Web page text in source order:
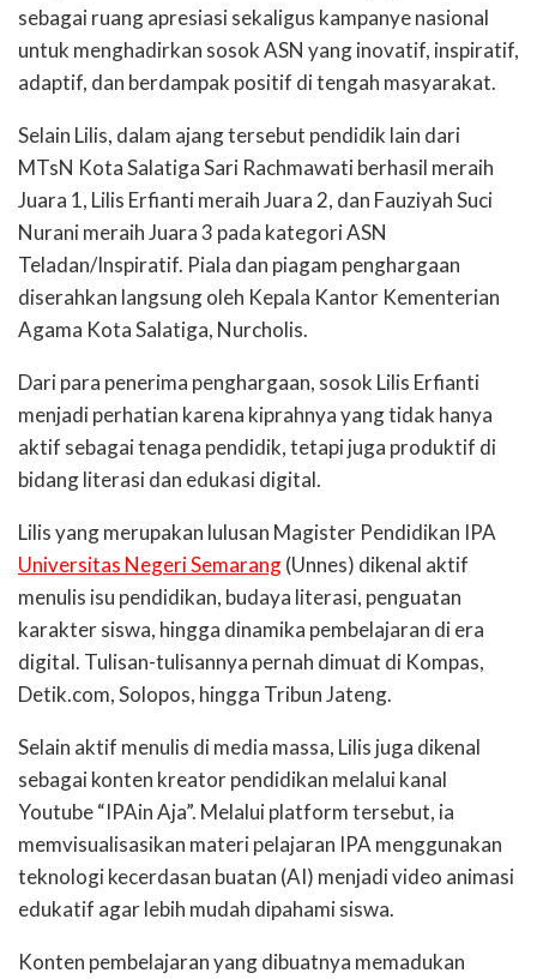
sebagai ruang apresiasi sekaligus kampanye nasional
untuk menghadirkan sosok ASN yang inovatif, inspiratif,
adaptif, dan berdampak positif di tengah masyarakat.
Selain Lilis, dalam ajang tersebut pendidik lain dari
MTsN Kota Salatiga Sari Rachmawati berhasil meraih
Juara 1, Lilis Erfianti meraih Juara 2, dan Fauziyah Suci
Nurani meraih Juara 3 pada kategori ASN
Teladan/Inspiratif. Piala dan piagam penghargaan
diserahkan langsung oleh Kepala Kantor Kementerian
Agama Kota Salatiga, Nurcholis.
Dari para penerima penghargaan, sosok Lilis Erfianti
menjadi perhatian karena kiprahnya yang tidak hanya
aktif sebagai tenaga pendidik, tetapi juga produktif di
bidang literasi dan edukasi digital.
Lilis yang merupakan lulusan Magister Pendidikan IPA
Universitas Negeri Semarang(Unnes) dikenal aktif
menulis isu pendidikan, budaya literasi, penguatan
karakter siswa, hingga dinamika pembelajaran di era
digital. Tulisan-tulisannya pernah dimuat di Kompas,
Detik.com, Solopos, hingga Tribun Jateng.
Selain aktif menulis di media massa, Lilis juga dikenal
sebagai konten kreator pendidikan melalui kanal
Youtube “IPAin Aja”. Melalui platform tersebut, ia
memvisualisasikan materi pelajaran IPA menggunakan
teknologi kecerdasan buatan (AI) menjadi video animasi
edukatif agar lebih mudah dipahami siswa.
Konten pembelajaran yang dibuatnya memadukan